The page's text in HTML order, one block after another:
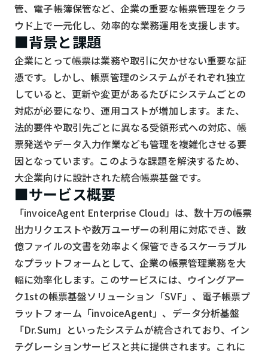
ロボット
スマート物流
IoT
DX
ニュース
デジタルサイネージ
カメラ
Wi-Fi
SaaS
おすすめ
SIM
スマホ
リセット
検索する
管、電子帳簿保管など、企業の重要な帳票管理をクラ
ウド上で一元化し、効率的な業務運用を支援します。
■背景と課題
企業にとって帳票は業務や取引に欠かせない重要な証
憑です。しかし、帳票管理のシステムがそれぞれ独立
していると、更新や変更があるたびにシステムごとの
対応が必要になり、運用コストが増加します。また、
法的要件や取引先ごとに異なる受領形式への対応、帳
票発送やデータ入力作業なども管理を複雑化させる要
因となっています。このような課題を解決するため、
大企業向けに設計された統合帳票基盤です。
■サービス概要
「invoiceAgent Enterprise Cloud」は、数十万の帳票
出力リクエストや数万ユーザーの利用に対応でき、数
億ファイルの文書を効率よく保管できるスケーラブル
なプラットフォームとして、企業の帳票管理業務を大
幅に効率化します。このサービスには、ウイングアー
ク1stの帳票基盤ソリューション「SVF」、電子帳票プ
ラットフォーム「invoiceAgent」、データ分析基盤
「Dr.Sum」といったシステムが統合されており、イン
テグレーションサービスと共に提供されます。これに